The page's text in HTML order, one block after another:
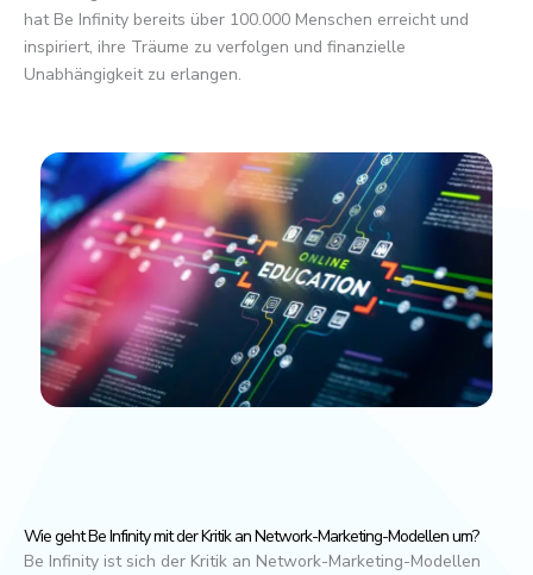
hat Be Infinity bereits über 100.000 Menschen erreicht und
inspiriert, ihre Träume zu verfolgen und finanzielle
Unabhängigkeit zu erlangen.
Wie geht Be Infinity mit der Kritik an Network-Marketing-Modellen um?
Be Infinity ist sich der Kritik an Network-Marketing-Modellen